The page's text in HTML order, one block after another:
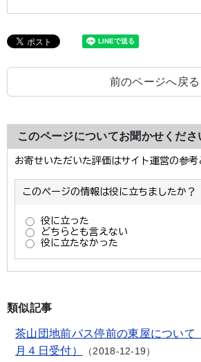
前のページへ戻る
このページについてお聞かせくださ
類似記事
茶山団地前バス停前の東屋について
月４日受付）
2018-12-19